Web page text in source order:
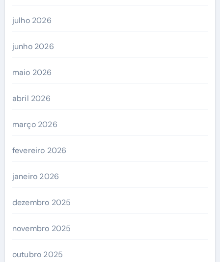
julho 2026
junho 2026
maio 2026
abril 2026
março 2026
fevereiro 2026
janeiro 2026
dezembro 2025
novembro 2025
outubro 2025